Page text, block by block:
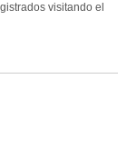
visitando el